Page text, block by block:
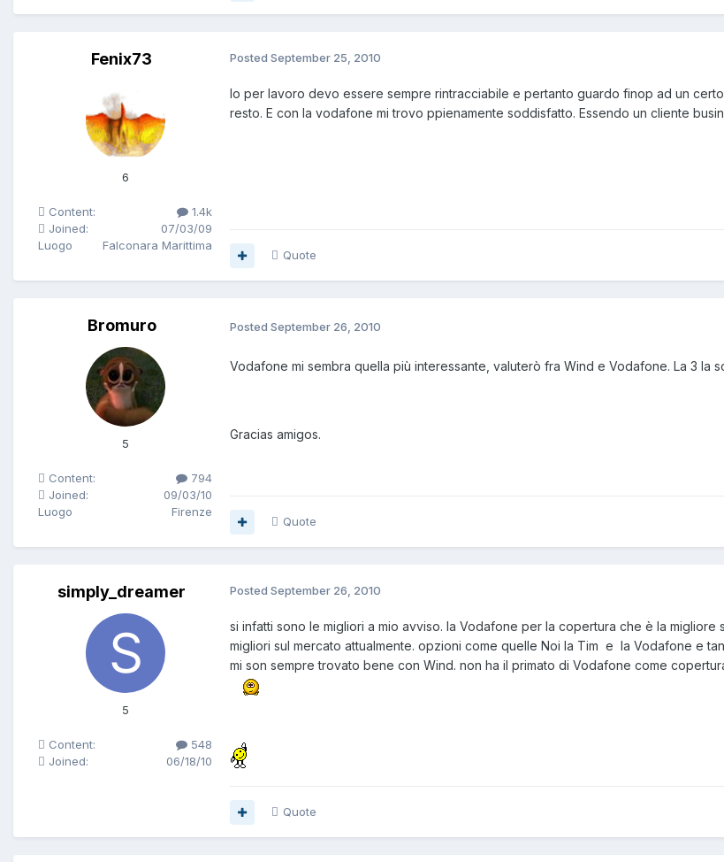
Fenix73
6
Content:
1.4k
Joined:
07/03/09
Luogo
Falconara Marittima
Posted September 25, 2010
Io per lavoro devo essere sempre rintracciabile e pertanto guardo finop ad un
resto. E con la vodafone mi trovo ppienamente soddisfatto. Essendo un cliente
Quote
Bromuro
5
Content:
794
Joined:
09/03/10
Luogo
Firenze
Posted September 26, 2010
Vodafone mi sembra quella più interessante, valuterò fra Wind e Vodafone. La 3 la
Gracias amigos.
Quote
simply_dreamer
5
Content:
548
Joined:
06/18/10
Posted September 26, 2010
si infatti sono le migliori a mio avviso. la Vodafone per la copertura che è la
migliori sul mercato attualmente. opzioni come quelle Noi la Tim e la Vodafone e
mi son sempre trovato bene con Wind. non ha il primato di Vodafone come
Quote